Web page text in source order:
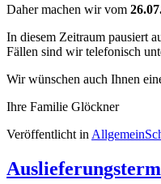
Daher machen wir vom
In diesem Zeitraum pausiert
Fällen sind wir telefonisch
Wir wünschen auch Ihnen
Ihre Familie Glöckner
Veröffentlicht in Allgemein